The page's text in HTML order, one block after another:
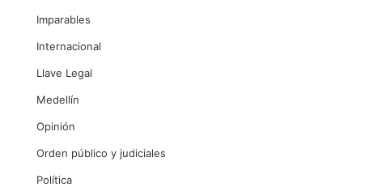
Imparables
Internacional
Llave Legal
Medellín
Opinión
Orden público y judiciales
Política